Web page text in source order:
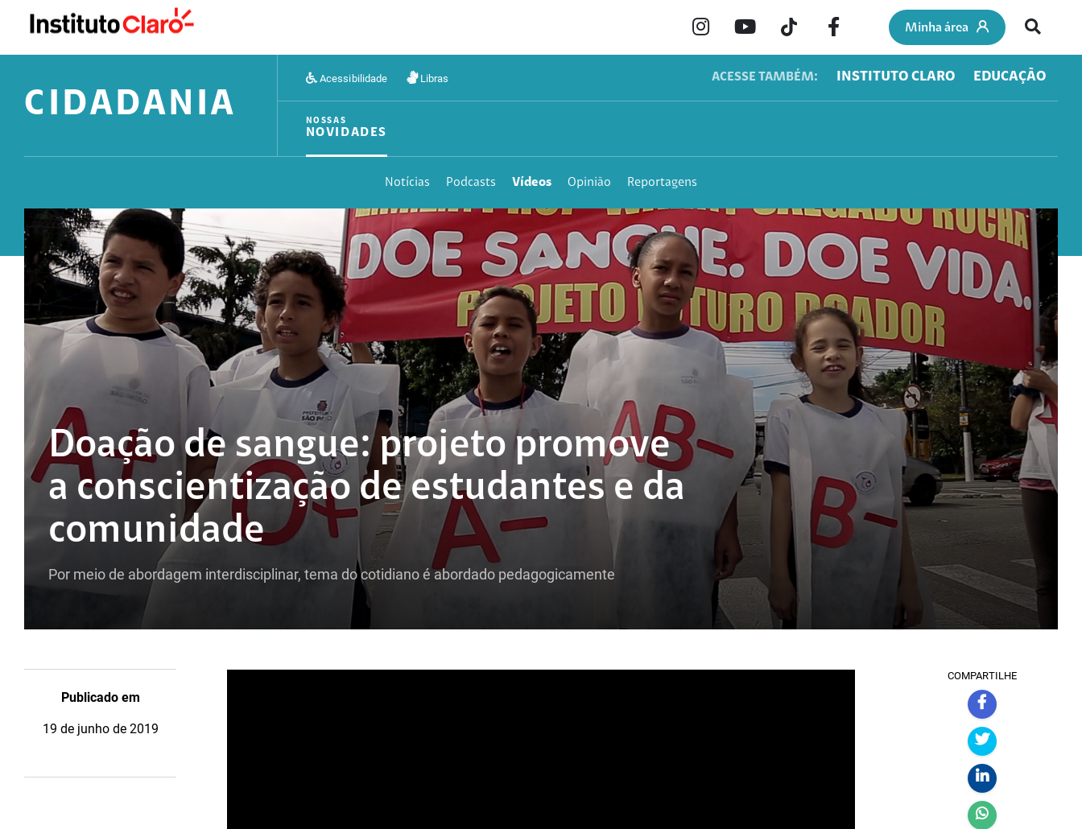
Minha área
CIDADANIA
Acessibilidade Libras ACESSE TAMBÉM: INSTITUTO CLARO EDUCAÇÃO
NOSSAS
NOVIDADES
Notícias Podcasts Vídeos Opinião Reportagens
Doação de sangue: projeto promove
a conscientização de estudantes e da
comunidade
Por meio de abordagem interdisciplinar, tema do cotidiano é abordado pedagogicamente
Publicado em
19 de junho de 2019
COMPARTILHE